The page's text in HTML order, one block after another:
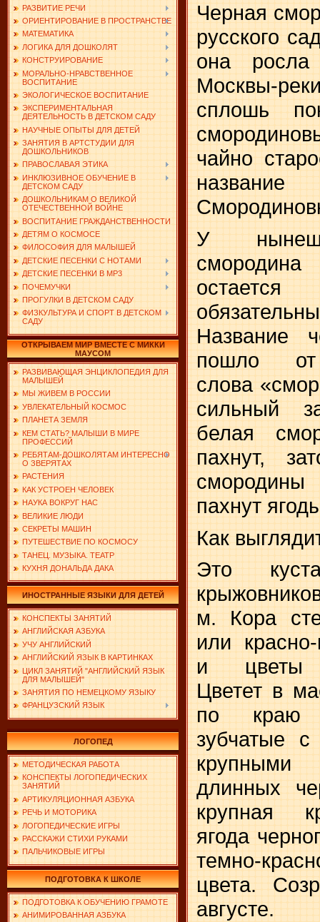
РАЗВИТИЕ РЕЧИ
ОРИЕНТИРОВАНИЕ В ПРОСТРАНСТВЕ
МАТЕМАТИКА
ЛОГИКА ДЛЯ ДОШКОЛЯТ
КОНСТРУИРОВАНИЕ
МОРАЛЬНО-НРАВСТВЕННОЕ
ВОСПИТАНИЕ
ЭКОЛОГИЧЕСКОЕ ВОСПИТАНИЕ
ЭКСПЕРИМЕНТАЛЬНАЯ
ДЕЯТЕЛЬНОСТЬ В ДЕТСКОМ САДУ
НАУЧНЫЕ ОПЫТЫ ДЛЯ ДЕТЕЙ
ЗАНЯТИЯ В АРТСТУДИИ ДЛЯ
ДОШКОЛЬНИКОВ
ПРАВОСЛАВАЯ ЭТИКА
ИНКЛЮЗИВНОЕ ОБУЧЕНИЕ В
ДЕТСКОМ САДУ
ДОШКОЛЬНИКАМ О ВЕЛИКОЙ
ОТЕЧЕСТВЕННОЙ ВОЙНЕ
ВОСПИТАНИЕ ГРАЖДАНСТВЕННОСТИ
ДЕТЯМ О КОСМОСЕ
ФИЛОСОФИЯ ДЛЯ МАЛЫШЕЙ
ДЕТСКИЕ ПЕСЕНКИ С НОТАМИ
ДЕТСКИЕ ПЕСЕНКИ В MP3
ПОЧЕМУЧКИ
ПРОГУЛКИ В ДЕТСКОМ САДУ
ФИЗКУЛЬТУРА И СПОРТ В ДЕТСКОМ
САДУ
ОТКРЫВАЕМ МИР ВМЕСТЕ С МИККИ
МАУСОМ
РАЗВИВАЮЩАЯ ЭНЦИКЛОПЕДИЯ ДЛЯ
МАЛЫШЕЙ
МЫ ЖИВЕМ В РОССИИ
УВЛЕКАТЕЛЬНЫЙ КОСМОС
ПЛАНЕТА ЗЕМЛЯ
КЕМ СТАТЬ? МАЛЫШИ В МИРЕ
ПРОФЕССИЙ
РЕБЯТАМ-ДОШКОЛЯТАМ ИНТЕРЕСНО
О ЗВЕРЯТАХ
РАСТЕНИЯ
КАК УСТРОЕН ЧЕЛОВЕК
НАУКА ВОКРУГ НАС
ВЕЛИКИЕ ЛЮДИ
СЕКРЕТЫ МАШИН
ПУТЕШЕСТВИЕ ПО КОСМОСУ
ТАНЕЦ. МУЗЫКА. ТЕАТР
КУХНЯ ДОНАЛЬДА ДАКА
ИНОСТРАННЫЕ ЯЗЫКИ ДЛЯ ДЕТЕЙ
КОНСПЕКТЫ ЗАНЯТИЙ
АНГЛИЙСКАЯ АЗБУКА
УЧУ АНГЛИЙСКИЙ
АНГЛИЙСКИЙ ЯЗЫК В КАРТИНКАХ
ЦИКЛ ЗАНЯТИЙ "АНГЛИЙСКИЙ ЯЗЫК
ДЛЯ МАЛЫШЕЙ"
ЗАНЯТИЯ ПО НЕМЕЦКОМУ ЯЗЫКУ
ФРАНЦУЗСКИЙ ЯЗЫК
ЛОГОПЕД
МЕТОДИЧЕСКАЯ РАБОТА
КОНСПЕКТЫ ЛОГОПЕДИЧЕСКИХ
ЗАНЯТИЙ
АРТИКУЛЯЦИОННАЯ АЗБУКА
РЕЧЬ И МОТОРИКА
ЛОГОПЕДИЧЕСКИЕ ИГРЫ
РАССКАЖИ СТИХИ РУКАМИ
ПАЛЬЧИКОВЫЕ ИГРЫ
ПОДГОТОВКА К ШКОЛЕ
ПОДГОТОВКА К ОБУЧЕНИЮ ГРАМОТЕ
АНИМИРОВАННАЯ АЗБУКА
Черная
русского
она росла
Москвы-
сплошь
чайно
У
Название
пошло от
слова
сильный
белая
пахнут,
пахнут
Как
Это
м. Кора
или
и цветы
Цветет в
по краю
зубчатые
длинных
крупная
ягода
темно-
цвета.
августе.